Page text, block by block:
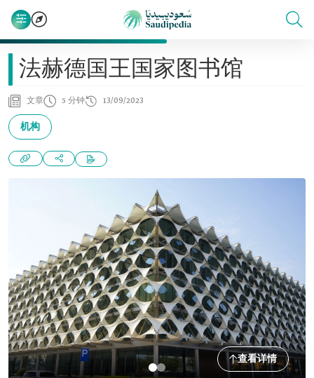
法赫德国王国家图书馆
文章 5 分钟 13/09/2023
机构
查看详情